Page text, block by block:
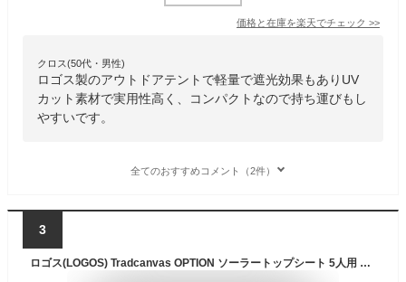
価格と在庫を楽天でチェック >>
クロス(50代・男性)
ロゴス製のアウトドアテントで軽量で遮光効果もありUV
カット素材で実用性高く、コンパクトなので持ち運びもし
やすいです。
全てのおすすめコメント（2件）
3
ロゴス(LOGOS) Tradcanvas OPTION ソーラートップシート 5人用 キャンプ&ハイキング (Tradcanvas PANELドゥーブルXL用) 71805599